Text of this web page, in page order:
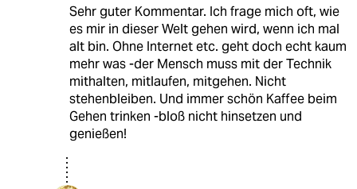
Sehr guter Kommentar. Ich frage mich oft, wie
es mir in dieser Welt gehen wird, wenn ich mal
alt bin. Ohne Internet etc. geht doch echt kaum
mehr was -der Mensch muss mit der Technik
mithalten, mitlaufen, mitgehen. Nicht
stehenbleiben. Und immer schön Kaffee beim
Gehen trinken -bloß nicht hinsetzen und
genießen!